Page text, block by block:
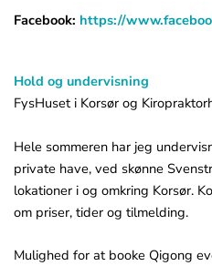
Facebook: https://
Hold og undervisning
FysHuset i Korsør og
Hele sommeren har jeg
private have, ved skønne
lokationer i og omkring Korsør.
om priser, tider og tilmelding.
Mulighed for at booke Qigong